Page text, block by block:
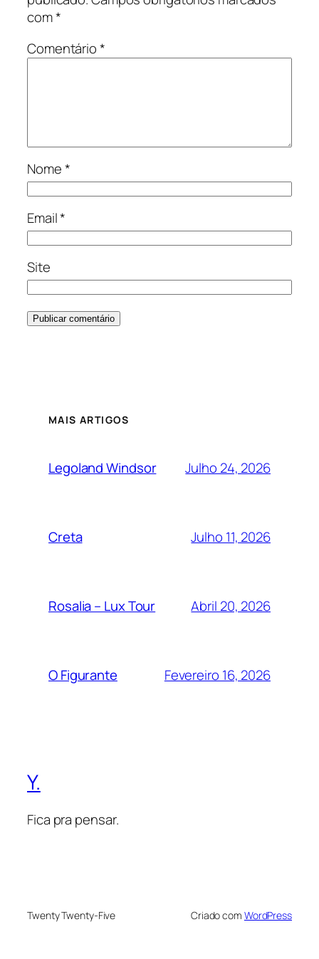
com*
Comentário*
Nome*
Email*
Site
MAIS ARTIGOS
Legoland Windsor Julho 24, 2026
Creta Julho 11, 2026
Rosalia – Lux Tour Abril 20, 2026
O Figurante Fevereiro 16, 2026
Y.
Fica pra pensar.
Twenty Twenty-Five Criado com WordPress